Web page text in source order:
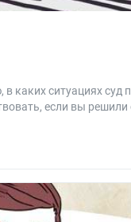
ситуациях суд
если вы